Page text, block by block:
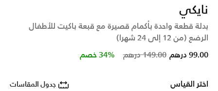
نايكي
بدلة قطعة واحدة بأكمام قصيرة مع قبعة باكيت للأطفال
الرضع (من 12 إلى 24 شهرا)
Price reduced from
149.00 درهم to 99.00 درهم 34% خصم
اختر القياس جدول المقاسات